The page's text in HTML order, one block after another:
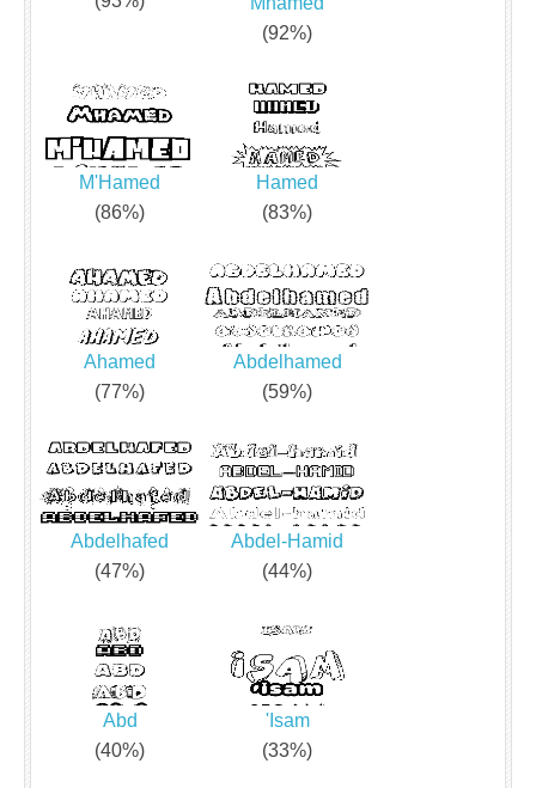
(92%)
M'Hamed
(86%)
Hamed
(83%)
Ahamed
(77%)
Abdelhamed
(59%)
Abdelhafed
(47%)
Abdel-Hamid
(44%)
Abd
(40%)
'Isam
(33%)